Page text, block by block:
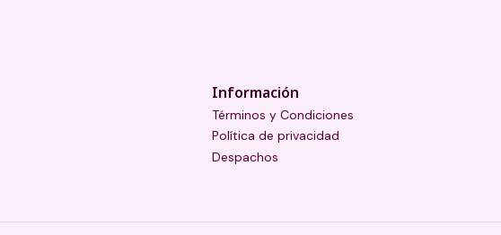
Información
Términos y Condiciones
Política de privacidad
Despachos